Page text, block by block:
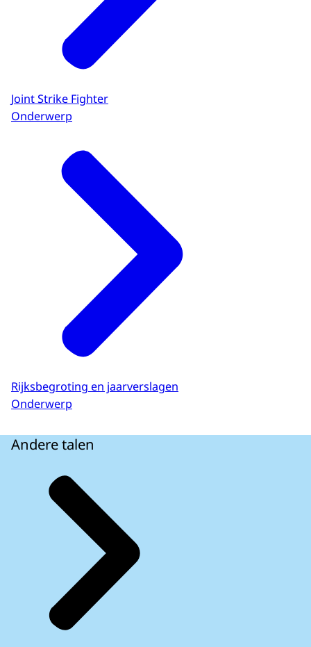
Joint Strike Fighter
Onderwerp
Rijksbegroting en jaarverslagen
Onderwerp
Andere talen